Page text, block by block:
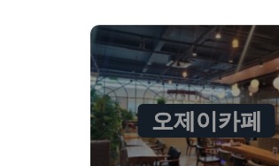
오제이카페